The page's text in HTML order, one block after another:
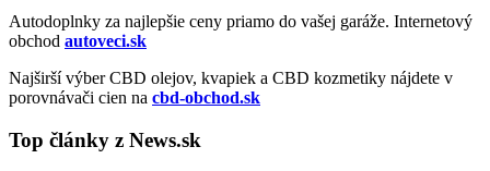
Autodoplnky za najlepšie ceny priamo do vašej garáže. Internetový
obchod autoveci.sk
Najširší výber CBD olejov, kvapiek a CBD kozmetiky nájdete v
porovnávači cien na cbd-obchod.sk
Top články z News.sk